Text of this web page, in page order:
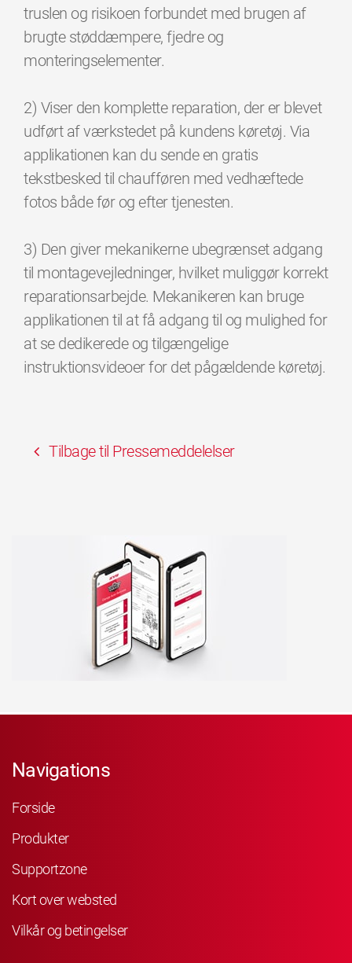
truslen og risikoen forbundet med brugen af
brugte støddæmpere, fjedre og
monteringselementer.
2) Viser den komplette reparation, der er blevet
udført af værkstedet på kundens køretøj. Via
applikationen kan du sende en gratis
tekstbesked til chaufføren med vedhæftede
fotos både før og efter tjenesten.
3) Den giver mekanikerne ubegrænset adgang
til montagevejledninger, hvilket muliggør korrekt
reparationsarbejde. Mekanikeren kan bruge
applikationen til at få adgang til og mulighed for
at se dedikerede og tilgængelige
instruktionsvideoer for det pågældende køretøj.
Tilbage til Pressemeddelelser
Navigations
Forside
Produkter
Supportzone
Kort over websted
Vilkår og betingelser